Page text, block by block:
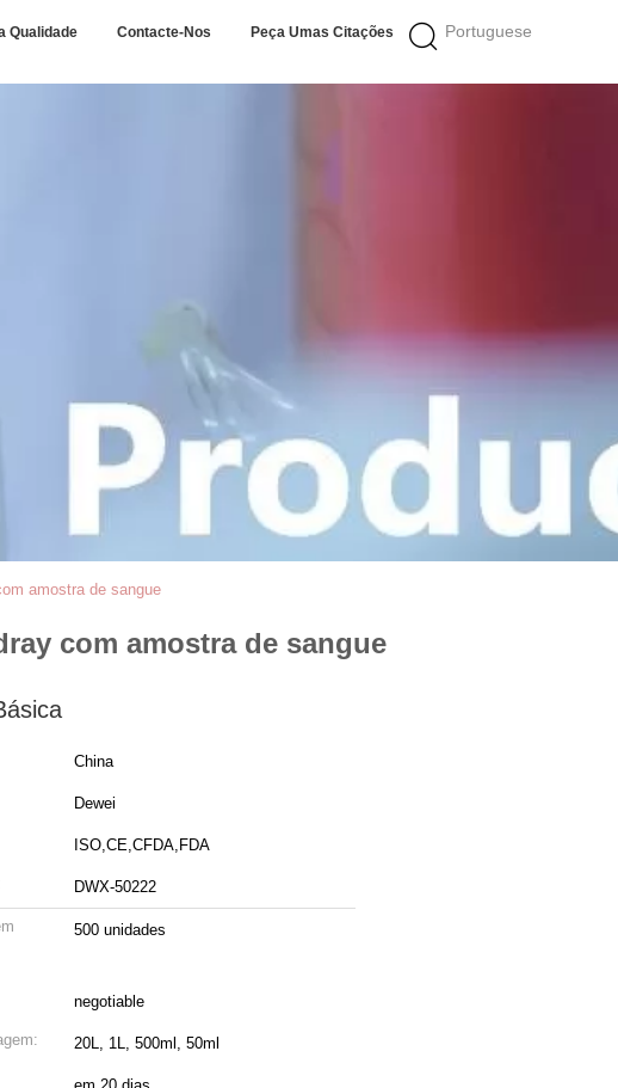
Portuguese
Qualidade Contacte-Nos Peça Umas Citações
amostra de sangue
com amostra de sangue
China
Dewei
ISO,CE,CFDA,FDA
DWX-50222
500 unidades
negotiable
20L, 1L, 500ml, 50ml